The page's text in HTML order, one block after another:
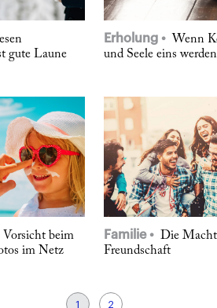
gute Laune
Erholung
Wenn
und Seele eins werden
Vorsicht beim
im Netz
Familie
Die
Freundschaft
1 2